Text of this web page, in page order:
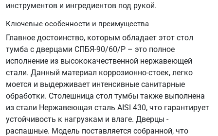
инструментов и ингредиентов под рукой.
Ключевые особенности и преимущества
Главное достоинство, которым обладает этот стол
тумба с дверцами СПБЯ-90/60/Р – это полное
исполнение из высококачественной нержавеющей
стали. Данный материал коррозионно-стоек, легко
моется и выдерживает интенсивные санитарные
обработки. Столешница стол тумбы также выполнена
из стали Нержавеющая сталь AISI 430, что гарантирует
устойчивость к нагрузкам и влаге. Дверцы -
распашные. Модель поставляется собранной, что